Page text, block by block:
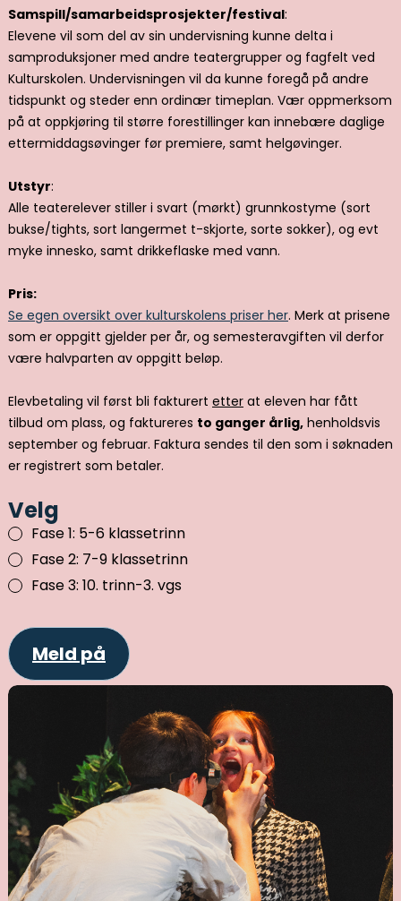
Samspill/samarbeidsprosjekter/festival:
Elevene vil som del av sin undervisning kunne delta i
samproduksjoner med andre teatergrupper og fagfelt ved
Kulturskolen. Undervisningen vil da kunne foregå på andre
tidspunkt og steder enn ordinær timeplan. Vær oppmerksom
på at oppkjøring til større forestillinger kan innebære daglige
ettermiddagsøvinger før premiere, samt helgøvinger.
Utstyr:
Alle teaterelever stiller i svart (mørkt) grunnkostyme (sort
bukse/tights, sort langermet t-skjorte, sorte sokker), og evt
myke innesko, samt drikkeflaske med vann.
Pris:
Se egen oversikt over kulturskolens priser her. Merk at prisene
som er oppgitt gjelder per år, og semesteravgiften vil derfor
være halvparten av oppgitt beløp.
Elevbetaling vil først bli fakturert etter at eleven har fått
tilbud om plass, og faktureres to ganger årlig, henholdsvis
september og februar. Faktura sendes til den som i søknaden
er registrert som betaler.
Velg
Fase 1: 5-6 klassetrinn
Fase 2: 7-9 klassetrinn
Fase 3: 10. trinn-3. vgs
Meld på